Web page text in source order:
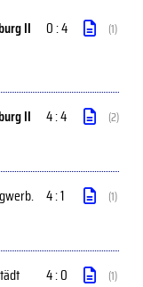
II 0 : 4 (1)
II 4 : 4 (2)
4 : 1 (1)
4 : 0 (1)